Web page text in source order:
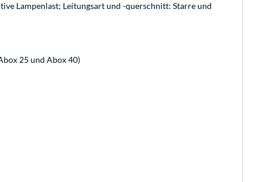
Lampenlast; Leitungsart und -querschnitt: Starre und
25 und Abox 40)